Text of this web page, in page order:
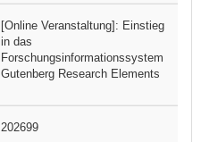
[Online Veranstaltung]: Einstieg
in das
Forschungsinformationssystem
Gutenberg Research Elements
202699